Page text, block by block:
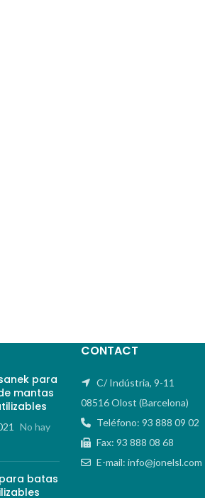
para
mantas
No hay
batas
CONTACT
C/ Indústria, 9-11
08516 Olost (Barcelona)
Teléfono: 93 888 09 02
Fax: 93 888 08 68
E-mail: info@jonelsl.com